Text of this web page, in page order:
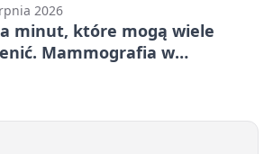
2026
minut, które mogą wiele
Mammografia w